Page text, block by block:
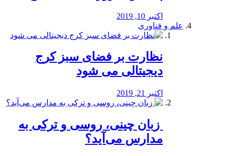
اکتبر 10, 2019
علم و فناوری
نظارت بر فضای سبز کرج
دیجیتالی می شود
اکتبر 21, 2019
️ زبان چینی، روسی و ترکی به
مدارس می‌آید؟